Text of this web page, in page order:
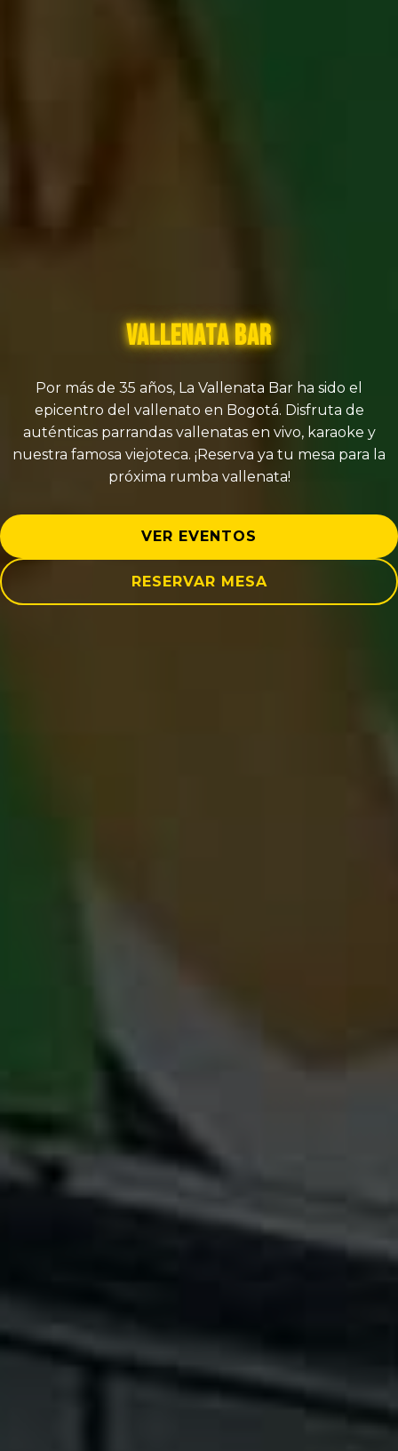
Vallenata Bar
Por más de 35 años, La Vallenata Bar ha sido el
epicentro del vallenato en Bogotá. Disfruta de
auténticas parrandas vallenatas en vivo, karaoke y
nuestra famosa viejoteca. ¡Reserva ya tu mesa para la
próxima rumba vallenata!
VER EVENTOS
RESERVAR MESA